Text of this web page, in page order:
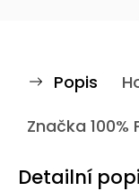
Popis
Značka 100%
Detailní